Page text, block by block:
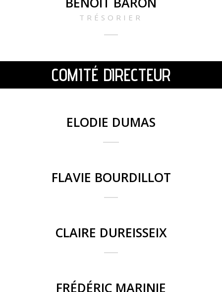
TRÉSORIER
COMITÉ DIRECTEUR
ELODIE DUMAS
FLAVIE BOURDILLOT
CLAIRE DUREISSEIX
FRÉDÉRIC MARINIE